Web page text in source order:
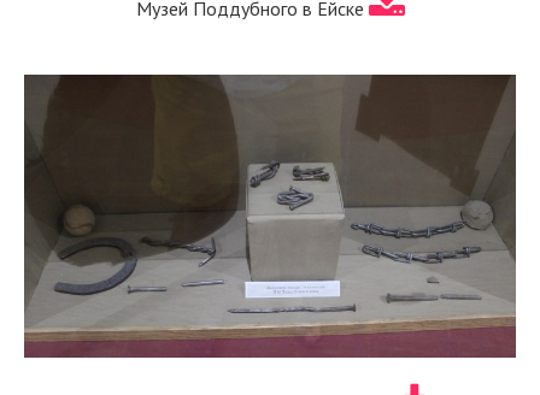
Музей Поддубного в Ейске